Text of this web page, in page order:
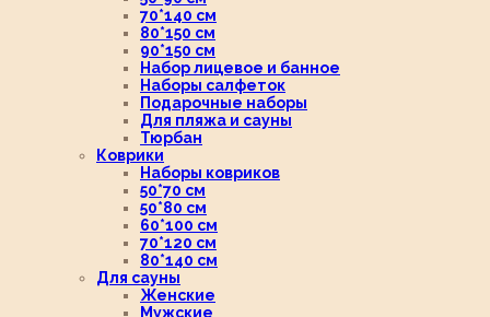
70*140 см
80*150 см
90*150 см
Набор лицевое и банное
Наборы салфеток
Подарочные наборы
Для пляжа и сауны
Тюрбан
Коврики
Наборы ковриков
50*70 см
50*80 см
60*100 см
70*120 см
80*140 см
Для сауны
Женские
Мужские